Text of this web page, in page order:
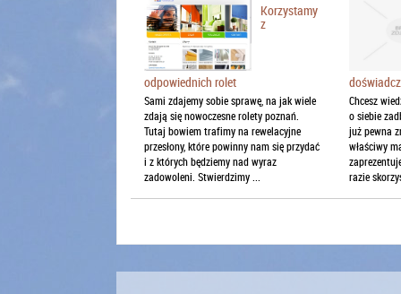
Korzystamy
z
odpowiednich rolet
Sami zdajemy sobie sprawę, na jak wiele
zdają się nowoczesne rolety poznań.
Tutaj bowiem trafimy na rewelacyjne
przesłony, które powinny nam się przydać
i z których będziemy nad wyraz
zadowoleni. Stwierdzimy ...
Chcesz
o siebie
już pewna
właściwy
razie